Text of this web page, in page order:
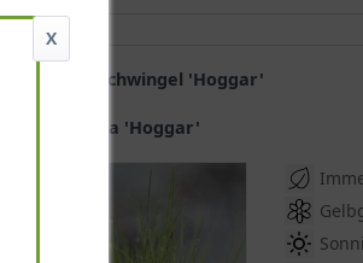
Blau-Schwingel 'Hoggar'
Festuca 'Hoggar'
X